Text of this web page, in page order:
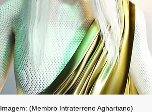
Imagem: (Membro Intraterreno Aghartiano)